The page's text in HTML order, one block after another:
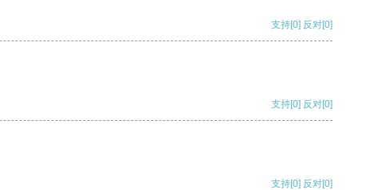
支持[0] 反对[0]
支持[0] 反对[0]
支持[0] 反对[0]